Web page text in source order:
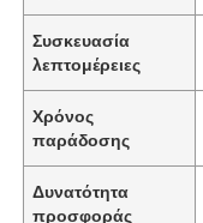
Συσκευασία
λεπτομέρειες
Χρόνος
παράδοσης
Δυνατότητα
προσφοράς